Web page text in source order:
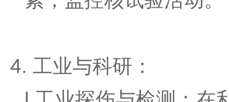
4. 工业与科研：